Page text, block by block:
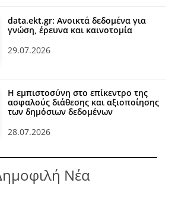
data.ekt.gr: Ανοικτά δεδομένα για
γνώση, έρευνα και καινοτομία
29.07.2026
Η εμπιστοσύνη στο επίκεντρο της
ασφαλούς διάθεσης και αξιοποίησης
των δημόσιων δεδομένων
28.07.2026
Νέα